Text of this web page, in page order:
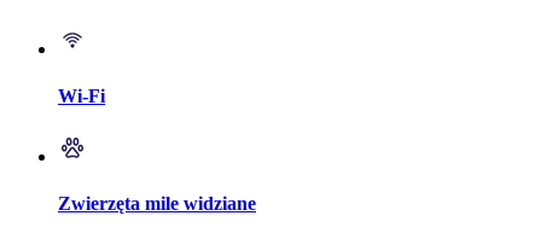
Wi-Fi
Zwierzęta mile widziane